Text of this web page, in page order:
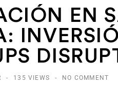
EN
- 135 VIEWS - NO COMMENT